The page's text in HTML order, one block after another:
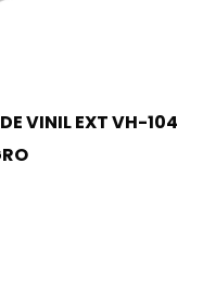
VINIL EXT VH-104